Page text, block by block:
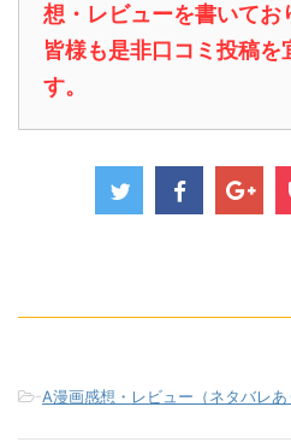
想・レビューを書いてお
皆様も是非口コミ投稿を
す。
-A漫画感想・レビュー（ネタバレあ